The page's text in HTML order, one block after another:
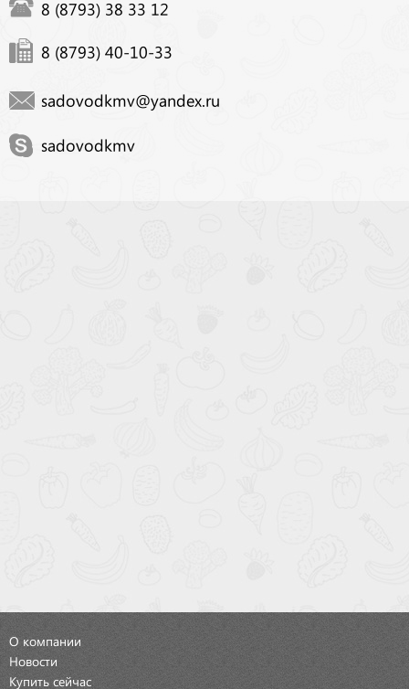
8 (8793) 38 33 12
8 (8793) 40-10-33
sadovodkmv@yandex.ru
sadovodkmv
О компании
Новости
Купить сейчас